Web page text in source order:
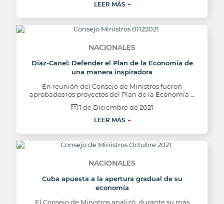
LEER MÁS
NACIONALES
Díaz-Canel: Defender el Plan de la Economía de
una manera inspiradora
En reunión del Consejo de Ministros fueron
aprobados los proyectos del Plan de la Economía …
1 de Diciembre de 2021
LEER MÁS
NACIONALES
Cuba apuesta a la apertura gradual de su
economía
El Consejo de Ministros analizó, durante su más